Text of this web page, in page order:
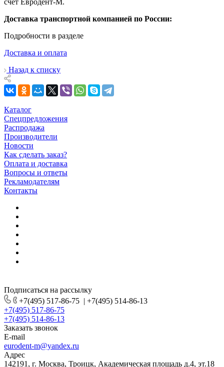
счет Евродент-М.
Доставка транспортной компанией по России:
Подробности в разделе
Доставка и оплата
Назад к списку
Каталог
Спецпредложения
Распродажа
Производители
Новости
Как сделать заказ?
Оплата и доставка
Вопросы и ответы
Рекламодателям
Контакты
Подписаться на рассылку
+7(495) 517-86-75 | +7(495) 514-86-13
+7(495) 517-86-75
+7(495) 514-86-13
Заказать звонок
E-mail
eurodent-m@yandex.ru
Адрес
142191, г. Москва, Троицк, Академическая площадь д.4, эт.18